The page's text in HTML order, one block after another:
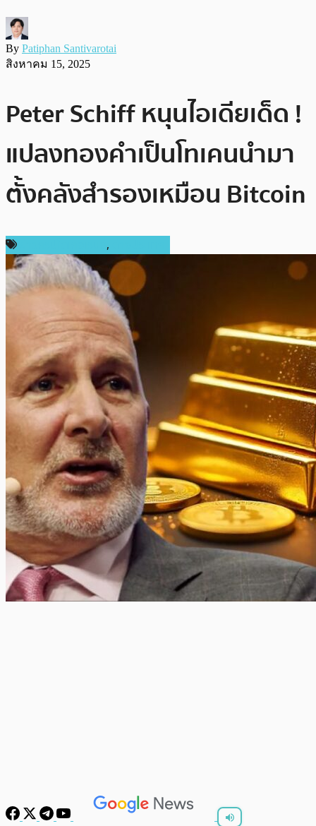
By Patiphan Santivarotai
สิงหาคม 15, 2025
Peter Schiff หนุนไอเดียเด็ด !
แปลงทองคำเป็นโทเคนนำมา
ตั้งคลังสำรองเหมือน Bitcoin
,